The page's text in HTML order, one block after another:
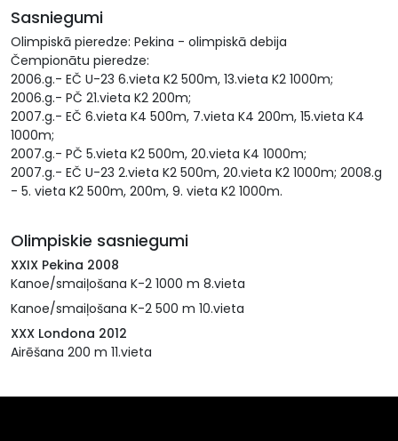
Sasniegumi
Olimpiskā pieredze: Pekina - olimpiskā debija
Čempionātu pieredze:
2006.g.- EČ U-23 6.vieta K2 500m, 13.vieta K2 1000m;
2006.g.- PČ 21.vieta K2 200m;
2007.g.- EČ 6.vieta K4 500m, 7.vieta K4 200m, 15.vieta K4
1000m;
2007.g.- PČ 5.vieta K2 500m, 20.vieta K4 1000m;
2007.g.- EČ U-23 2.vieta K2 500m, 20.vieta K2 1000m; 2008.g
- 5. vieta K2 500m, 200m, 9. vieta K2 1000m.
Olimpiskie sasniegumi
XXIX Pekina 2008
Kanoe/smaiļošana K-2 1000 m 8.vieta
Kanoe/smaiļošana K-2 500 m 10.vieta
XXX Londona 2012
Airēšana 200 m 11.vieta